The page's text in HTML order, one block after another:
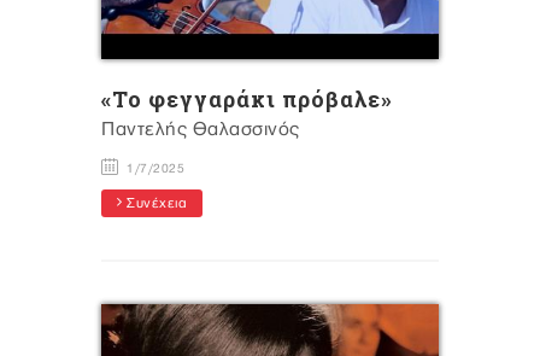
«Το φεγγαράκι πρόβαλε»
Παντελής Θαλασσινός
1/7/2025
Συνέχεια